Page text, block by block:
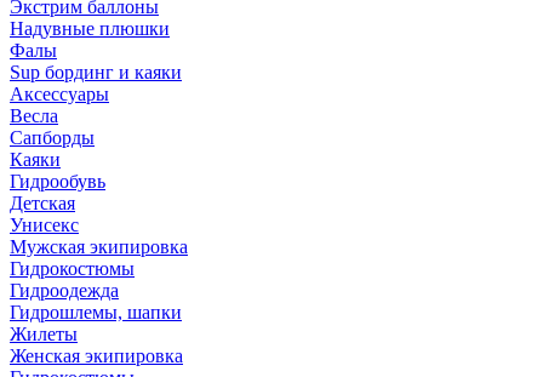
Экстрим баллоны
Надувные плюшки
Фалы
Sup бординг и каяки
Аксессуары
Весла
Сапборды
Каяки
Гидрообувь
Детская
Унисекс
Мужская экипировка
Гидрокостюмы
Гидроодежда
Гидрошлемы, шапки
Жилеты
Женская экипировка